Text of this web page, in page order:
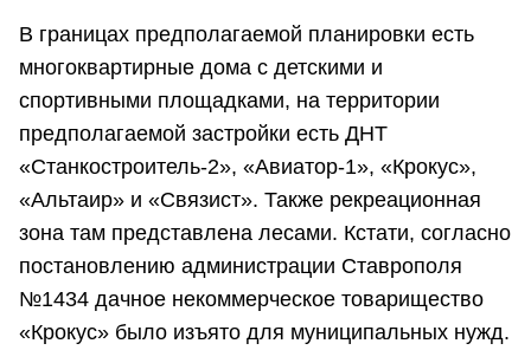
В границах предполагаемой планировки есть
многоквартирные дома с детскими и
спортивными площадками, на территории
предполагаемой застройки есть ДНТ
«Станкостроитель-2», «Авиатор-1», «Крокус»,
«Альтаир» и «Связист». Также рекреационная
зона там представлена лесами. Кстати, согласно
постановлению администрации Ставрополя
№1434 дачное некоммерческое товарищество
«Крокус» было изъято для муниципальных нужд.